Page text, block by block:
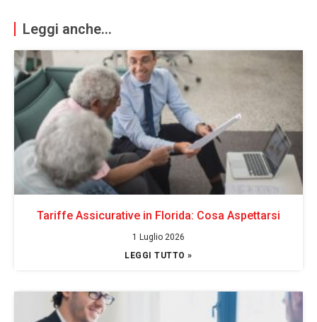
Leggi anche...
Tariffe Assicurative in Florida: Cosa Aspettarsi
1 Luglio 2026
LEGGI TUTTO »